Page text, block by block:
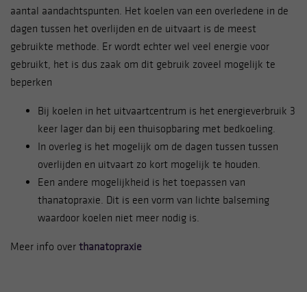
aantal aandachtspunten. Het koelen van een overledene in de
dagen tussen het overlijden en de uitvaart is de meest
gebruikte methode. Er wordt echter wel veel energie voor
gebruikt, het is dus zaak om dit gebruik zoveel mogelijk te
beperken
Bij koelen in het uitvaartcentrum is het energieverbruik 3
keer lager dan bij een thuisopbaring met bedkoeling.
In overleg is het mogelijk om de dagen tussen tussen
overlijden en uitvaart zo kort mogelijk te houden.
Een andere mogelijkheid is het toepassen van
thanatopraxie. Dit is een vorm van lichte balseming
waardoor koelen niet meer nodig is.
Meer info over thanatopraxie